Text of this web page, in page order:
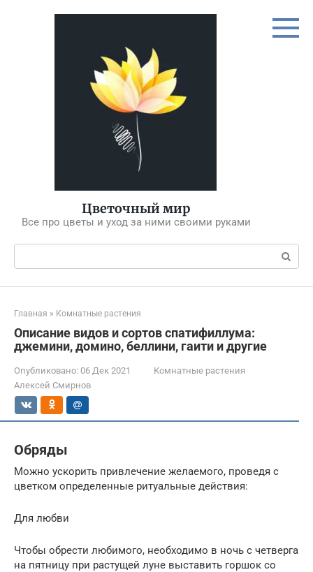
Цветочный мир
Все про цветы и уход за ними своими руками
Поиск:
Главная » Комнатные растения
Описание видов и сортов спатифиллума:
джемини, домино, беллини, гаити и другие
Опубликовано: 06 Дек 2021
Комнатные растения
Алексей Смирнов
Обряды
Можно ускорить привлечение желаемого, проведя с
цветком определенные ритуальные действия:
Для любви
Чтобы обрести любимого, необходимо в ночь с четверга
на пятницу при растущей луне выставить горшок со